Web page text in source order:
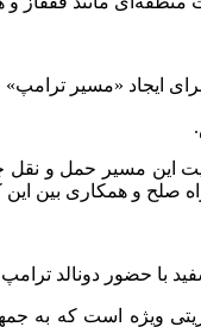
برای ایجاد «مسیر
این مسیر حمل و
صلح و همکاری بین این
ویژه است که به